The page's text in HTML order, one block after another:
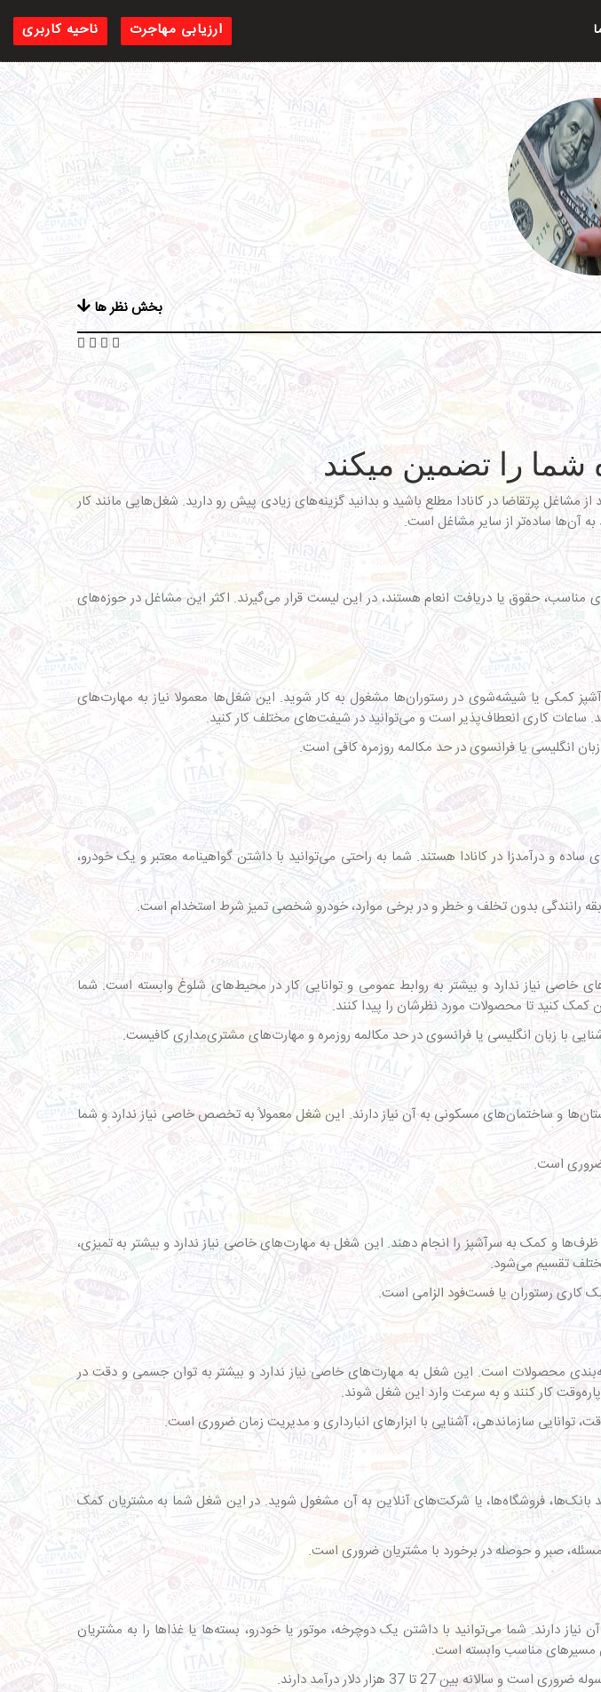
ناحیه کاربری ارزیابی مهاجرت
بخش نظر ها
ازمشاغل پرتقاضا در کانادا مطلع باشید و بدانید گزینه‌های زیادی پیش رو دارید. شغل‌هایی مانند کار
به آن‌ها ساده‌تر از سایر مشاغل است.
مناسب، حقوق یا دریافت انعام هستند، در این لیست قرار می‌گیرند. اکثر این مشاغل در حوزه‌های
کمکی یا شیشه‌شوی در رستوران‌ها مشغول به کار شوید. این شغل‌ها معمولا نیاز به مهارت‌های
ساعات کاری انعطاف‌پذیر است و می‌توانید در شیفت‌های مختلف کار کنید.
و درآمدزا در کانادا هستند. شما به راحتی می‌توانید با داشتن گواهینامه معتبر و یک خودرو،
نیاز ندارد و بیشتر به روابط عمومی و توانایی کار در محیط‌های شلوغ وابسته است. شما
کنید تا محصولات مورد نظرشان را پیدا کنند.
و ساختمان‌های مسکونی به آن نیاز دارند. این شغل معمولاً به تخصص خاصی نیاز ندارد و شما
ظرف‌ها و کمک به سرآشپز را انجام دهند. این شغل به مهارت‌های خاصی نیاز ندارد و بیشتر به تمیزی،
تقسیم می‌شود.
بسته‌بندی محصولات است. این شغل به مهارت‌های خاصی نیاز ندارد و بیشتر به توان جسمی و دقت در
پاره‌وقت کار کنند و به سرعت وارد این شغل شوند.
فروشگاه‌ها، یا شرکت‌های آنلاین به آن مشغول شوید. در این شغل شما به مشتریان کمک
دارند. شما می‌توانید با داشتن یک دوچرخه، موتور یا خودرو، بسته‌ها یا غذاها را به مشتریان
مسیرهای مناسب وابسته است.
27 تا 37 هزار دلار درآمد دارند.